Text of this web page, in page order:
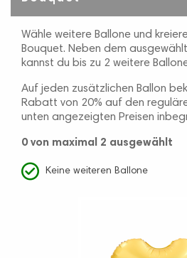
Wähle weitere Ballone und
Bouquet. Neben dem
kannst du bis zu 2 weitere
Auf jeden zusätzlichen Ballon
Rabatt von 20% auf den
unten angezeigten Preisen
0von maximal 2 ausgewählt
Keine weiteren Ballone